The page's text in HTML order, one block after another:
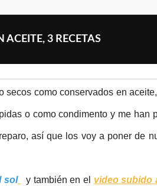
ACEITE, 3 RECETAS
secos como conservados en
o como condimento y me han
así que los voy a poner de
sol y también en el video subido